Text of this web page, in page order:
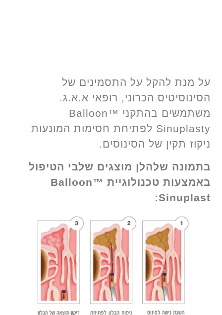
על מנת להקל על התסמינים של
הסינוסיטיס הכרוני, רופאי א.א.ג.
משתמשים בהתקני ™Balloon
Sinuplasty לפתיחת חסימות המונעות
ניקוז תקין של הסינוסים.
בתמונה שלהלן מוצגים שלבי הטיפול
באמצעות טכנולוגיית ™Balloon
Sinuplast: